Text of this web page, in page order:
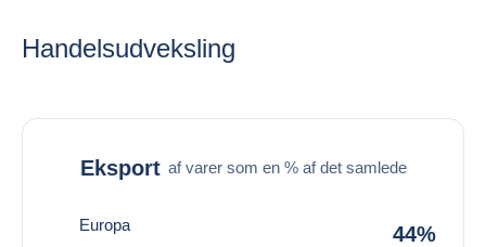
Handelsudveksling
Eksport af varer som en % af det samlede
Europa 44%